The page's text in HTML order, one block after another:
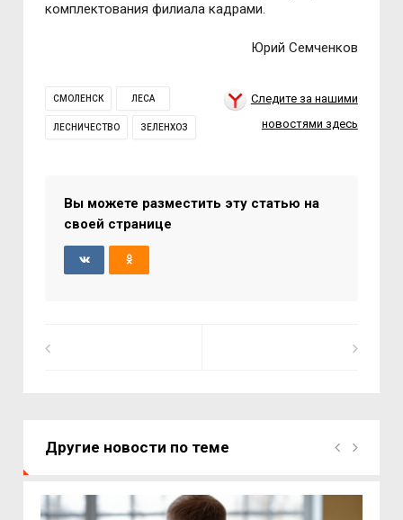
комплектования филиала кадрами.
Юрий Семченков
СМОЛЕНСК ЛЕСА
ЛЕСНИЧЕСТВО ЗЕЛЕНХОЗ
Следите за нашими
новостями здесь
Вы можете разместить эту статью на
своей странице
Другие новости по теме